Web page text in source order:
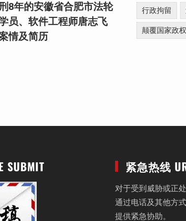
8年的安徽省合肥市法轮
员、软件工程师唐志飞
情及简历
行政拘留
颠覆国家政
SUBMIT 紧急热线
对于受到威胁或正
通过电话及其他方
提供紧急协助。